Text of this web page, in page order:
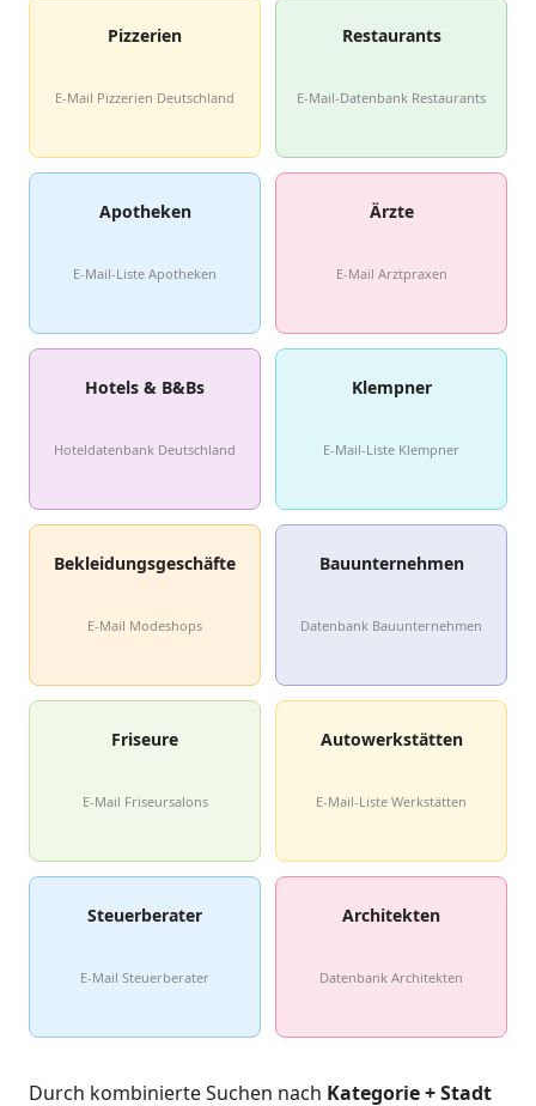
Pizzerien
E-Mail Pizzerien Deutschland
Restaurants
E-Mail-Datenbank Restaurants
Apotheken
E-Mail-Liste Apotheken
Ärzte
E-Mail Arztpraxen
Hotels & B&Bs
Hoteldatenbank Deutschland
Klempner
E-Mail-Liste Klempner
Bekleidungsgeschäfte
E-Mail Modeshops
Bauunternehmen
Datenbank Bauunternehmen
Friseure
E-Mail Friseursalons
Autowerkstätten
E-Mail-Liste Werkstätten
Steuerberater
E-Mail Steuerberater
Architekten
Datenbank Architekten
Durch kombinierte Suchen nach Kategorie + Stadt